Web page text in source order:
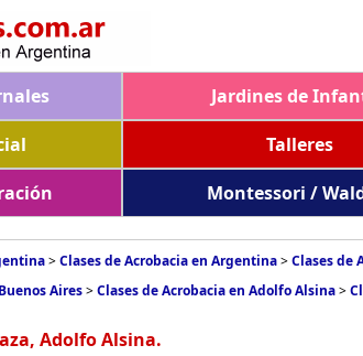
Jardines de
Talleres
Montessori /
>Clases de Acrobacia en Argentina>Clases de
Aires>Clases de Acrobacia en Adolfo Alsina>
Adolfo Alsina.